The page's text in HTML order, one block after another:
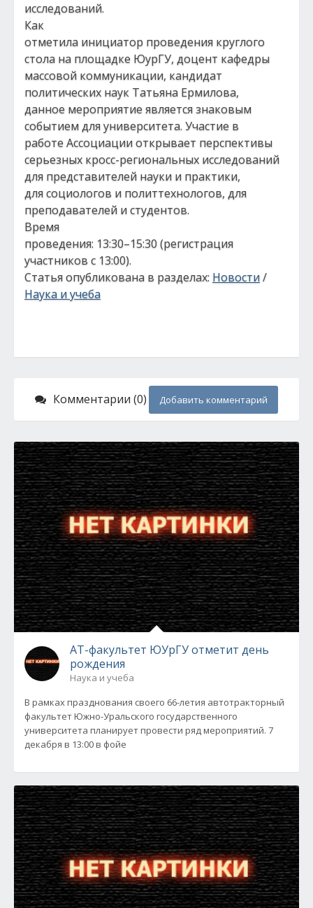
исследований.
Как
отметила инициатор проведения круглого
стола на площадке ЮурГУ, доцент кафедры
массовой коммуникации, кандидат
политических наук Татьяна Ермилова,
данное мероприятие является знаковым
событием для университета. Участие в
работе Ассоциации открывает перспективы
серьезных кросс-региональных исследований
для представителей науки и практики,
для социологов и политтехнологов, для
преподавателей и студентов.
Время
проведения: 13:30–15:30 (регистрация
участников с 13:00).
Статья опубликована в разделах: Новости/
Наука и учеба
Комментарии (0) Добавить комментарий
АТ-факультет ЮУрГУ отметит день
рождения
Наука и учеба
В рамках празднования своего 66-летия автотракторный
факультет Южно-Уральского государственного
университета планирует провести ряд мероприятий. 7
декабря в 13:00 в фойе